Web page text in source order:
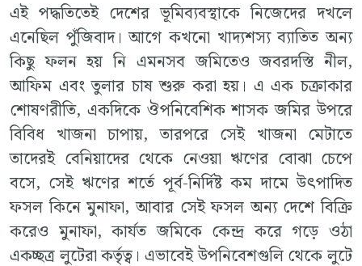
এই পদ্ধতিতেই দেশের ভূমিব্যবস্থাকে নিজেদের দখলে
এনেছিল পুঁজিবাদ। আগে কখনো খাদ্যশস্য ব্যাতিত অন্য
কিছু ফলন হয় নি এমনসব জমিতেও জবরদস্তি নীল,
আফিম এবং তুলার চাষ শুরু করা হয়। এ এক চক্রাকার
শোষণরীতি, একদিকে ঔপনিবেশিক শাসক জমির উপরে
বিবিধ খাজনা চাপায়, তারপরে সেই খাজনা মেটাতে
তাদেরই বেনিয়াদের থেকে নেওয়া ঋণের বোঝা চেপে
বসে, সেই ঋণের শর্তে পূর্ব-নির্দিষ্ট কম দামে উৎপাদিত
ফসল কিনে মুনাফা, আবার সেই ফসল অন্য দেশে বিক্রি
করেও মুনাফা, কার্যত জমিকে কেন্দ্র করে গড়ে ওঠা
একচ্ছত্র লুটেরা কর্তৃত্ব। এভাবেই উপনিবেশগুলি থেকে লুটে